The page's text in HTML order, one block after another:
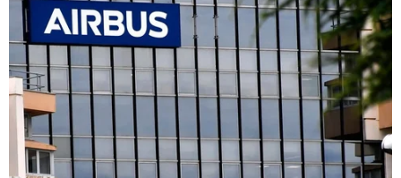
Ảnh minh họa (Nguồn: AFP/TTXVN)
Công ty Google thuộc Tập đoàn Alphabet và Liên
minh báo chí APIG - tổ chức tập hợp hàng
chục tờ báo quốc gia ở Pháp, đã nhất trí về